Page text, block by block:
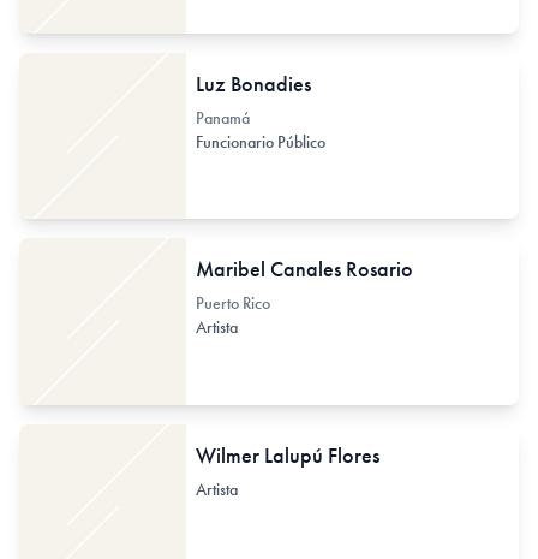
Luz Bonadies
Panamá
Funcionario Público
Maribel Canales Rosario
Puerto Rico
Artista
Wilmer Lalupú Flores
Artista